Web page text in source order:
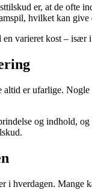
er, at de
hvilket kan give
varieret kost –
altid er ufarlige.
og indhold,
hverdagen. Mange